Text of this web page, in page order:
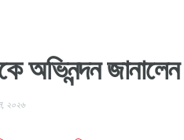
অভিনন্দন
২০২৬